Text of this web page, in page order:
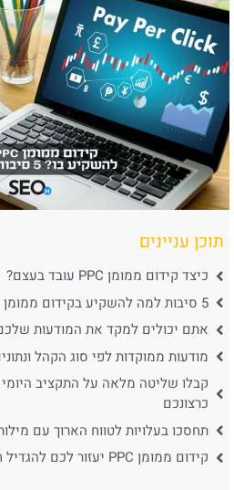
תוכן עניינים
כיצד קידום ממומן PPC עובד בעצם?
5 סיבות למה להשקיע בקידום ממומן
אתם יכולים למקד את המודעות שלכם
מודעות ממוקדות לפי סוג הקהל
קבלו שליטה מלאה על התקציב
כרצונכם
תחסכו בעלויות לטווח הארוך עם
קידום ממומן PPC יעזור לכם להגדיל חשיפה ומכירות בעסק